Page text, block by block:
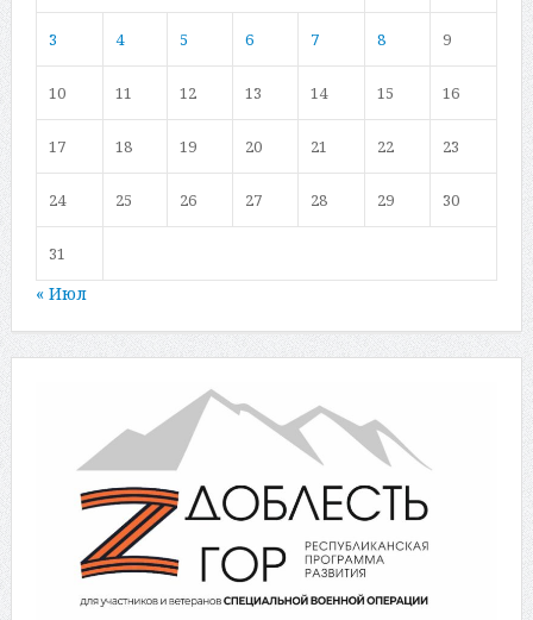
3 4 5 6 7 8 9
10 11 12 13 14 15 16
17 18 19 20 21 22 23
24 25 26 27 28 29 30
31
« Июл